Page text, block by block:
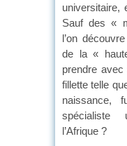
universitaire,
Sauf des «
l’on
de la «
prendre
fillette telle
naissance,
spécialiste
l’Afrique ?